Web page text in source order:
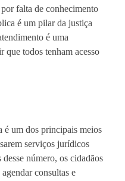
falta de conhecimento
é um pilar da justiça
é uma
que todos tenham acesso
é um dos principais meios
serviços jurídicos
número, os cidadãos
consultas e